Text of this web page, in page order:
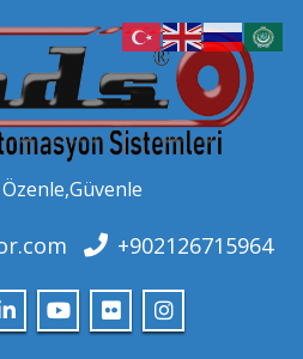
Özenle,Güvenle
+902126715964